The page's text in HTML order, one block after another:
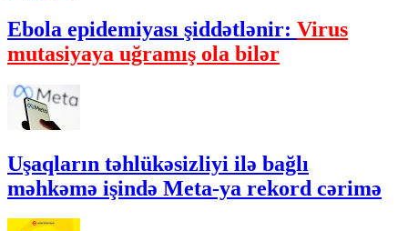
Ebola epidemiyası şiddətlənir: Virus
mutasiyaya uğramış ola bilər
Uşaqların təhlükəsizliyi ilə bağlı
məhkəmə işində Meta-ya rekord cərimə